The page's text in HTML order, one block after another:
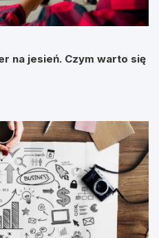
na jesień. Czym warto się